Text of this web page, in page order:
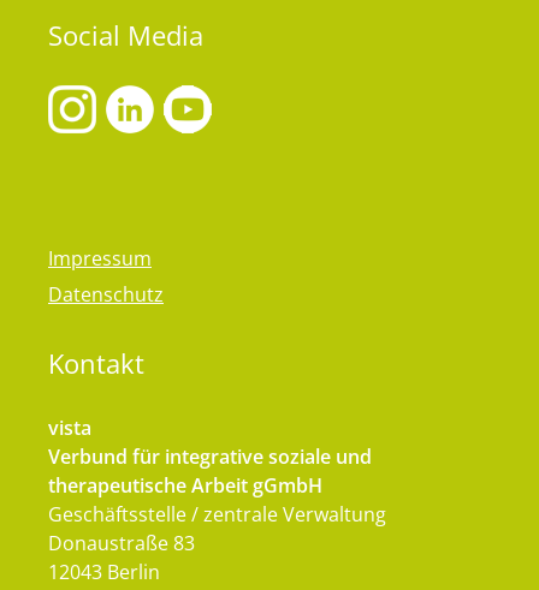
Social Media
Impressum
Datenschutz
Kontakt
vista
Verbund für integrative soziale und
therapeutische Arbeit gGmbH
Geschäftsstelle / zentrale Verwaltung
Donaustraße 83
12043 Berlin